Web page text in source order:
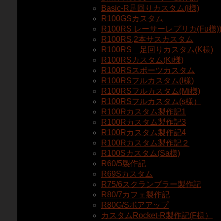
Basic-R足回りカスタム(i様)
R100GSカスタム
R100RS レーサーレプリカ(Fu様))
R100RS,2本サスカスタム
R100RS 足回りカスタム(K様)
R100RSカスタム(Ki様)
R100RSスポーツカスタム
R100RSフルカスタム(I様)
R100RSフルカスタム(Mi様)
R100RSフルカスタム(s様）
R100Rカスタム製作記1
R100Rカスタム製作記3
R100Rカスタム製作記4
R100Rカスタム製作記２
R100Sカスタム(Sa様)
R60/5製作記
R69Sカスタム
R75/6スクランブラー製作記
R80/7カフェ製作記
R80G/Sボアアップ
カスタムRocket-R製作記(F様）